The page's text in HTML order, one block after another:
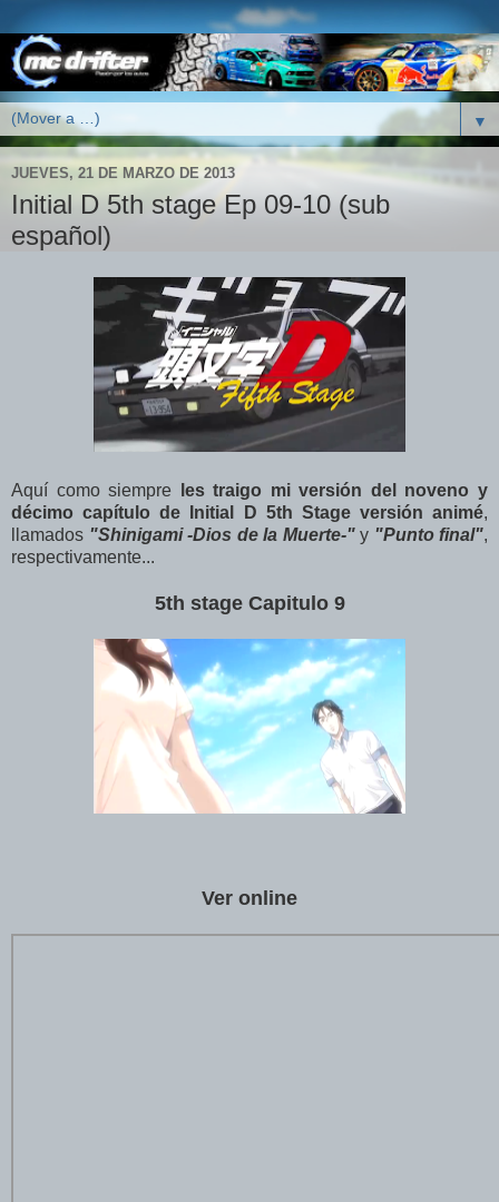
▼
JUEVES, 21 DE MARZO DE 2013
Initial D 5th stage Ep 09-10 (sub
español)
Aquí como siempre
les traigo mi versión del noveno y
décimo capítulo de Initial D 5th Stage versión animé,
llamados "Shinigami -Dios de la Muerte-"y "Punto final",
respectivamente...
5th stage Capitulo 9
Ver online